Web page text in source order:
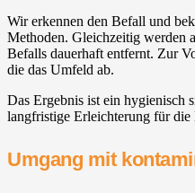
Wir erkennen den Befall und
Methoden. Gleichzeitig werden
Befalls dauerhaft entfernt. Zur
die das Umfeld ab.
Das Ergebnis ist ein hygienisch
langfristige Erleichterung für die
Umgang mit